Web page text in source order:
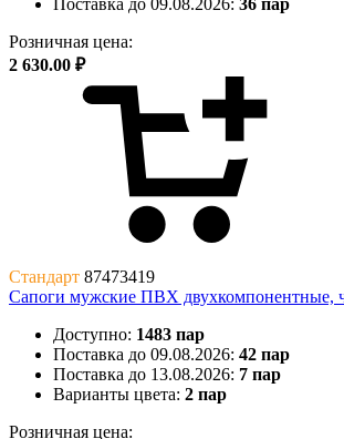
Розничная цена:
2 630.00 ₽
Стандарт 87473419
Сапоги мужские ПВХ двухкомпонентные,
Доступно: 1483 пар
Поставка до 09.08.2026: 42 пар
Поставка до 13.08.2026: 7 пар
Варианты цвета: 2 пар
Розничная цена: